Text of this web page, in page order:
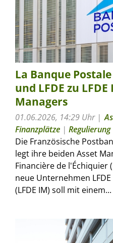
La Banque
und LFDE zu
Managers
01.06.2026, 14:29 Uhr
Finanzplätze | Regulierung
Die Französische
legt ihre beiden Asset
Financière de l'Échiquier
neue Unternehmen
(LFDE IM) soll mit einem...